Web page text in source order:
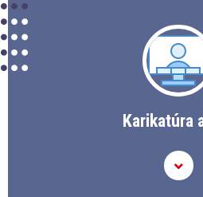
Karikatúra